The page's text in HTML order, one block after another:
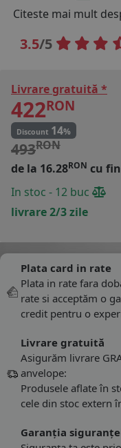
Citeste mai mult
3.5/5
Livrare gratuită *
422RON
Discount 14%
493RON
de la 16.28RON cu
In stoc - 12 buc
livrare 2/3 zile
Plata card in rate
Plata in rate fara
rate si acceptăm o
credit pentru o
Livrare gratuită
Asigurăm livrare
anvelope:
Produsele aflate în
cele din stoc extern
Garanția